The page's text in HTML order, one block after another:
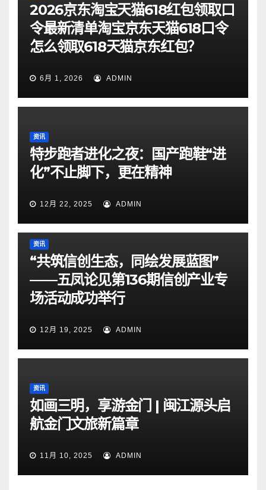
2026京东淘宝天猫618红包领取口
令最新清单淘宝京东天猫618口令
怎么领取618天猫京东红包？
6月 1, 2026 ADMIN
资讯
特步跑者进化之夜：国产跑鞋“进
化”不止脚下，更在精神
12月 22, 2025 ADMIN
资讯
“共筑信创生态，同绘发展蓝图”
——五凤论见第136期信创产业专
场活动成功举行
12月 19, 2025 ADMIN
资讯
如画三明，享游金门 | 闽江源头启
航金门文旅新篇章
11月 10, 2025 ADMIN